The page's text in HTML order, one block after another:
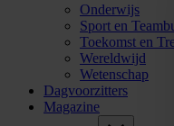
Onderwijs
Sport en
Toekomst en
Wereldwijd
Wetenschap
Dagvoorzitters
Magazine